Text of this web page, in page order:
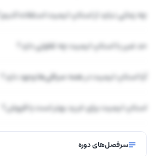
چه زمانی نباید از استاپ لیمیت استفاده کنیم؟
حد ضرر با استاپ لیمیت چه تفاوتی دارد؟
آیا استاپ لیمیت در همه صرافی‌ها وجود دارد؟
استاپ لیمیت برای خرید بهتر است یا فروش؟
سرفصل‌های دوره